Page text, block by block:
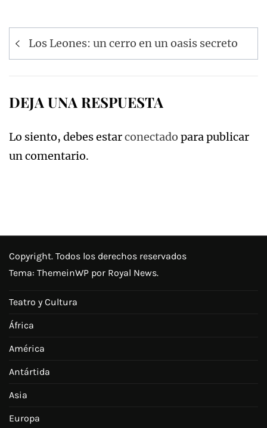
Navegación
de
Los Leones: un cerro en un oasis secreto
DEJA UNA RESPUESTA
Lo siento, debes estarconectado para publicar
un comentario.
Copyright. Todos los derechos reservados
Tema: ThemeinWP por Royal News.
Teatro y Cultura
África
América
Antártida
Asia
Europa